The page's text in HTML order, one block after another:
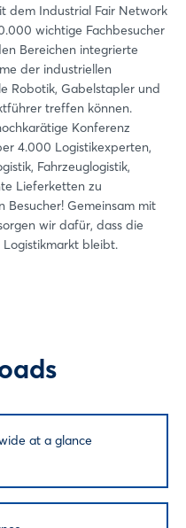
dem Industrial Fair Network
wichtige Fachbesucher
Bereichen integrierte
der industriellen
Robotik, Gabelstapler und
treffen können.
Konferenz
4.000 Logistikexperten,
Fahrzeuglogistik,
Lieferketten zu
Besucher! Gemeinsam mit
wir dafür, dass die
Logistikmarkt bleibt.
at a glance